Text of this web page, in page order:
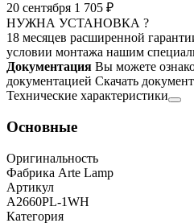
20 сентября 1 705 ₽
НУЖНА УСТАНОВКА ?
18 месяцев расширенной
условии монтажа нашим
Документация Вы можете
документацией Скачать
Технические характеристики
Основные
Оригинальность
Фабрика Arte Lamp
Артикул
A2660PL-1WH
Категория